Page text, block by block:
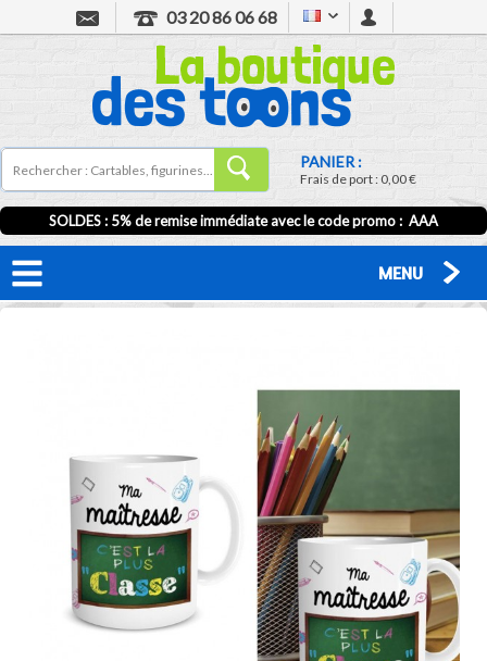
03 20 86 06 68
PANIER :
Frais de port :0,00 €
SOLDES : 5% de remise immédiate avec le code promo : AAA
MENU